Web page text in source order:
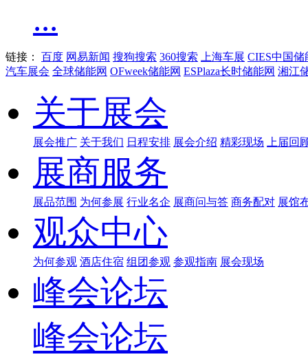
...
链接： 百度 网易新闻 搜狗搜索 360搜索 上海车展 CIES中国储
汽车展会 全球储能网 OFweek储能网 ESPlaza长时储能网 湘江
关于展会
展会推广 关于我们 日程安排 展会介绍 精彩现场 上届回
展商服务
展品范围 为何参展 行业名企 展商问与答 商务配对 展馆
观众中心
为何参观 酒店住宿 组团参观 参观指南 展会现场
峰会论坛
峰会论坛